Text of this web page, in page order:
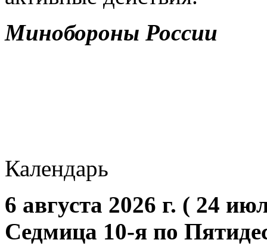
Минобороны России
Календарь
6 августа 2026 г. ( 24
Седмица 10-я по